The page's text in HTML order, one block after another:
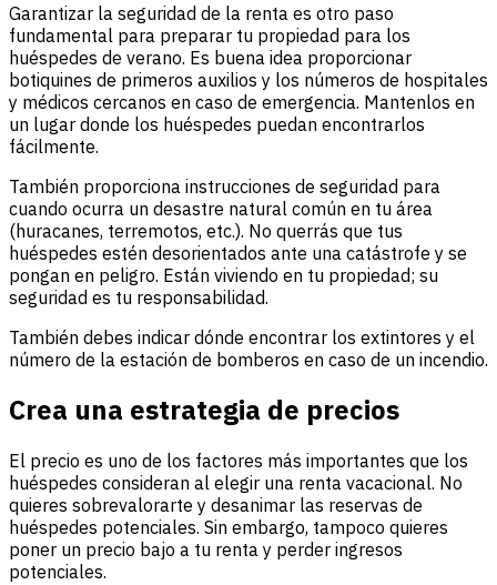
Garantizar la seguridad de la renta es otro paso
fundamental para preparar tu propiedad para los
huéspedes de verano. Es buena idea proporcionar
botiquines de primeros auxilios y los números de hospitales
y médicos cercanos en caso de emergencia. Mantenlos en
un lugar donde los huéspedes puedan encontrarlos
fácilmente.
También proporciona instrucciones de seguridad para
cuando ocurra un desastre natural común en tu área
(huracanes, terremotos, etc.). No querrás que tus
huéspedes estén desorientados ante una catástrofe y se
pongan en peligro. Están viviendo en tu propiedad; su
seguridad es tu responsabilidad.
También debes indicar dónde encontrar los extintores y el
número de la estación de bomberos en caso de un incendio.
Crea una estrategia de precios
El precio es uno de los factores más importantes que los
huéspedes consideran al elegir una renta vacacional. No
quieres sobrevalorarte y desanimar las reservas de
huéspedes potenciales. Sin embargo, tampoco quieres
poner un precio bajo a tu renta y perder ingresos
potenciales.